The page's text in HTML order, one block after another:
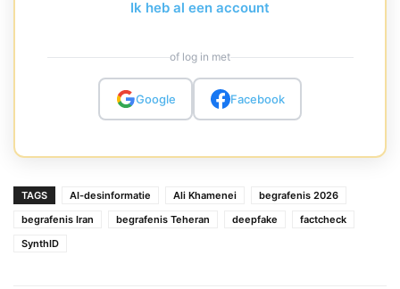
Ik heb al een account
of log in met
Google Facebook
TAGS AI-desinformatie Ali Khamenei
begrafenis 2026
begrafenis Iran
begrafenis Teheran deepfake
factcheck
SynthID